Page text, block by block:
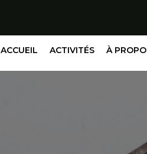
ACCUEIL ACTIVITÉS À